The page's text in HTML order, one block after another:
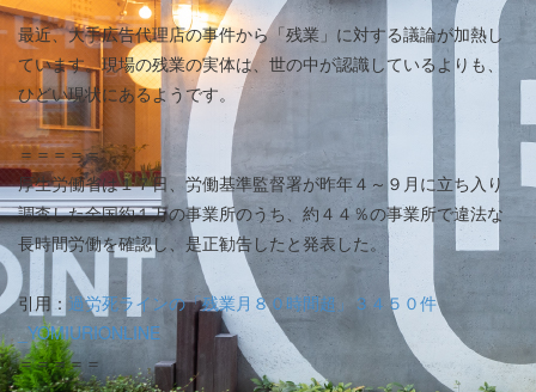
最近、大手広告代理店の事件から「残業」に対する議論が加熱し
ています。現場の残業の実体は、世の中が認識しているよりも、
ひどい現状にあるようです。
＝＝＝＝＝
厚生労働省は１７日、労働基準監督署が昨年４～９月に立ち入り
調査した全国約１万の事業所のうち、約４４％の事業所で違法な
長時間労働を確認し、是正勧告したと発表した。
引用： 過労死ラインの「残業月８０時間超」３４５０件
_YOMIURIONLINE
＝＝＝＝＝